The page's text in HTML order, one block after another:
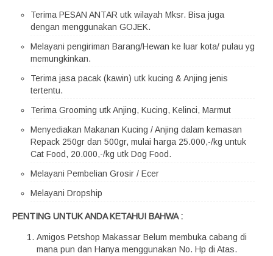
Terima PESAN ANTAR utk wilayah Mksr. Bisa juga
dengan menggunakan GOJEK.
Melayani pengiriman Barang/Hewan ke luar kota/ pulau yg
memungkinkan.
Terima jasa pacak (kawin) utk kucing & Anjing jenis
tertentu.
Terima Grooming utk Anjing, Kucing, Kelinci, Marmut
Menyediakan Makanan Kucing / Anjing dalam kemasan
Repack 250gr dan 500gr, mulai harga 25.000,-/kg untuk
Cat Food, 20.000,-/kg utk Dog Food.
Melayani Pembelian Grosir / Ecer
Melayani Dropship
PENTING UNTUK ANDA KETAHUI BAHWA :
Amigos Petshop Makassar Belum membuka cabang di
mana pun dan Hanya menggunakan No. Hp di Atas.